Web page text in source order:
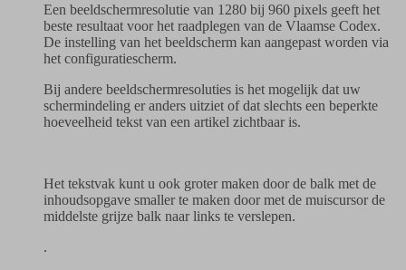
Een beeldschermresolutie van 1280 bij 960 pixels geeft het
beste resultaat voor het raadplegen van de Vlaamse Codex.
De instelling van het beeldscherm kan aangepast worden via
het configuratiescherm.
Bij andere beeldschermresoluties is het mogelijk dat uw
schermindeling er anders uitziet of dat slechts een beperkte
hoeveelheid tekst van een artikel zichtbaar is.
Het tekstvak kunt u ook groter maken door de balk met de
inhoudsopgave smaller te maken door met de muiscursor de
middelste grijze balk naar links te verslepen.
.